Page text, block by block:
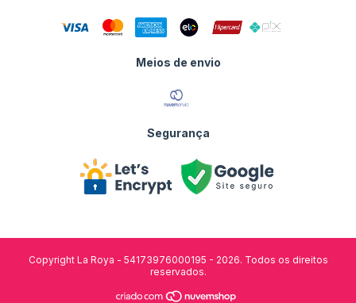
Meios de envio
Segurança
Copyright La Roya - 54173976000195 - 2026. Todos os direitos
reservados.